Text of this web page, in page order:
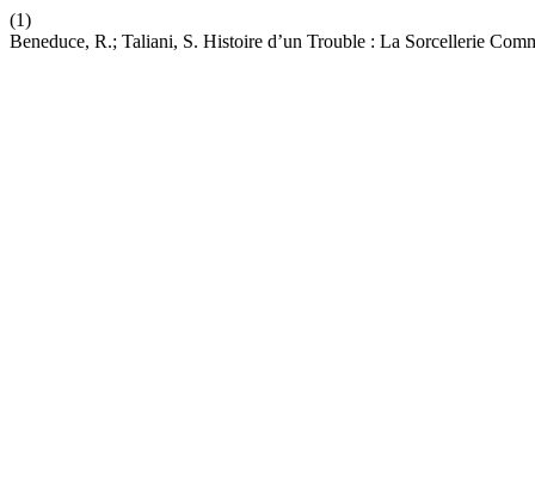
(1)
Beneduce, R.; Taliani, S. Histoire d’un Trouble : La Sorcellerie